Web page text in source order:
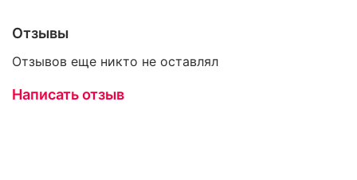
Отзывы
Отзывов еще никто не оставлял
Написать отзыв